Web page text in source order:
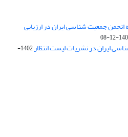
جمعیت شناسی ایران در ارزیابی
1402-
ایران در نشریات لیست انتظار
1402-